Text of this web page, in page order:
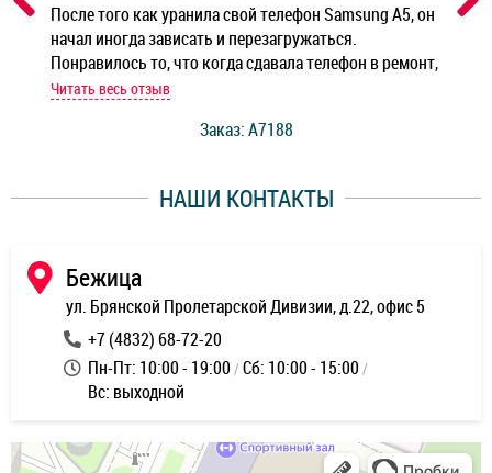
После того как уранила свой телефон Samsung A5, он
начал иногда зависать и перезагружаться.
Понравилось то, что когда сдавала телефон в ремонт,
мастер при мне сделал быструю диагностику и сказал
работы и оперативность!
Читать весь отзыв
Заказ: A7188
НАШИ КОНТАКТЫ
Бежица
ул. Брянской Пролетарской Дивизии, д.22, офис 5
+7 (4832) 68-72-20
Пн-Пт: 10:00 - 19:00 Сб: 10:00 - 15:00
Вс: выходной